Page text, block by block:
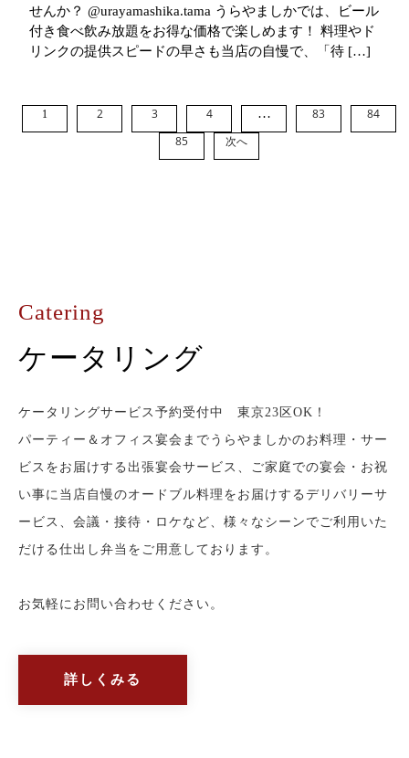
せんか？ @urayamashika.tama うらやましかでは、ビール
付き食べ飲み放題をお得な価格で楽しめます！ 料理やド
リンクの提供スピードの早さも当店の自慢で、「待 […]
1 2 3 4 … 83
84
85
次へ
Catering
ケータリング
ケータリングサービス予約受付中 東京23区OK！
パーティー＆オフィス宴会までうらやましかのお料理・サー
ビスをお届けする出張宴会サービス、ご家庭での宴会・お祝
い事に当店自慢のオードブル料理をお届けするデリバリーサ
ービス、会議・接待・ロケなど、様々なシーンでご利用いた
だける仕出し弁当をご用意しております。
お気軽にお問い合わせください。
詳しくみる